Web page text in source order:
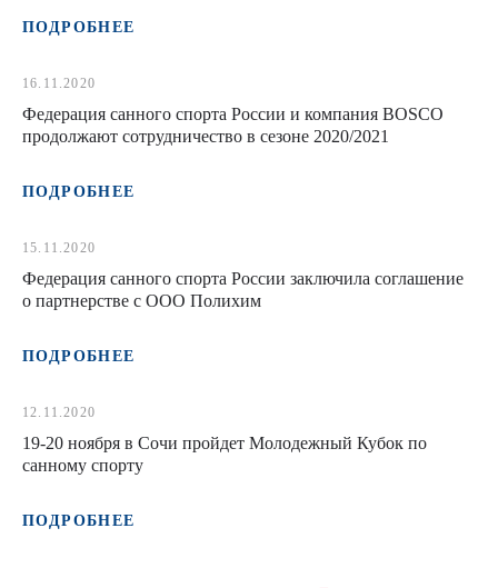
ПОДРОБНЕЕ
16.11.2020
Федерация санного спорта России и компания BOSCO
продолжают сотрудничество в сезоне 2020/2021
ПОДРОБНЕЕ
15.11.2020
Федерация санного спорта России заключила соглашение
о партнерстве с ООО Полихим
ПОДРОБНЕЕ
12.11.2020
19-20 ноября в Сочи пройдет Молодежный Кубок по
санному спорту
ПОДРОБНЕЕ